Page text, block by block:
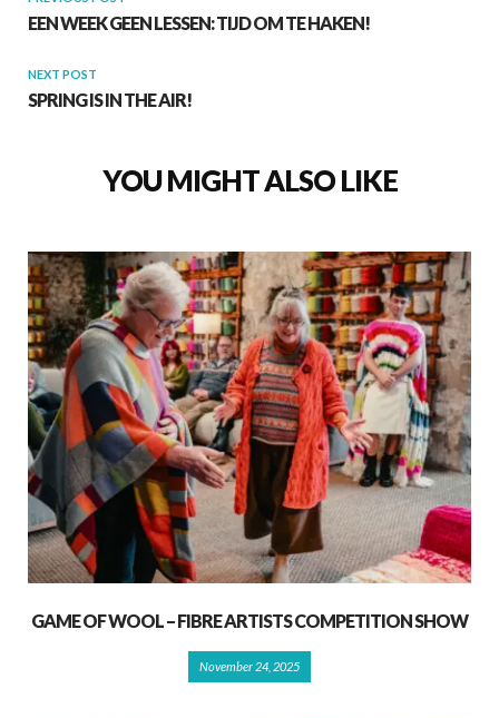
EEN WEEK GEEN LESSEN: TIJD OM TE HAKEN!
NEXT POST
SPRING IS IN THE AIR!
YOU MIGHT ALSO LIKE
GAME OF WOOL – FIBRE ARTISTS COMPETITION SHOW
November 24, 2025